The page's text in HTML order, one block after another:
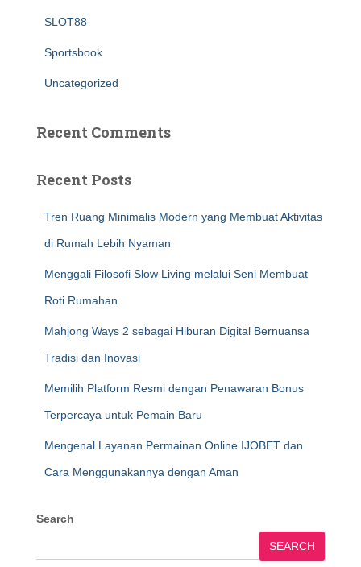
SLOT88
Sportsbook
Uncategorized
Recent Comments
Recent Posts
Tren Ruang Minimalis Modern yang Membuat Aktivitas
di Rumah Lebih Nyaman
Menggali Filosofi Slow Living melalui Seni Membuat
Roti Rumahan
Mahjong Ways 2 sebagai Hiburan Digital Bernuansa
Tradisi dan Inovasi
Memilih Platform Resmi dengan Penawaran Bonus
Terpercaya untuk Pemain Baru
Mengenal Layanan Permainan Online IJOBET dan
Cara Menggunakannya dengan Aman
Search
SEARCH